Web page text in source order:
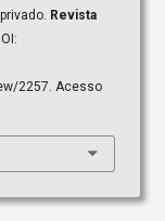
Revista
2257. Acesso